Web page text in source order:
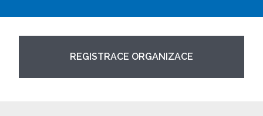
REGISTRACE ORGANIZACE